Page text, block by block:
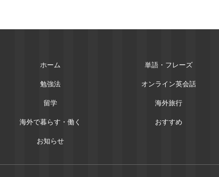
ホーム 単語・フレーズ
勉強法 オンライン英会話
留学 海外旅行
海外で暮らす・働く おすすめ
お知らせ